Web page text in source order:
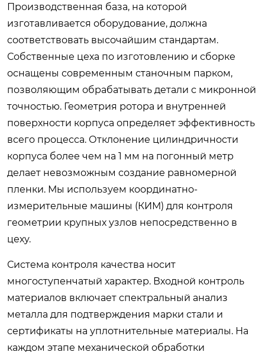
Производственная база, на которой
изготавливается оборудование, должна
соответствовать высочайшим стандартам.
Собственные цеха по изготовлению и сборке
оснащены современным станочным парком,
позволяющим обрабатывать детали с микронной
точностью. Геометрия ротора и внутренней
поверхности корпуса определяет эффективность
всего процесса. Отклонение цилиндричности
корпуса более чем на 1 мм на погонный метр
делает невозможным создание равномерной
пленки. Мы используем координатно-
измерительные машины (КИМ) для контроля
геометрии крупных узлов непосредственно в
цеху.
Система контроля качества носит
многоступенчатый характер. Входной контроль
материалов включает спектральный анализ
металла для подтверждения марки стали и
сертификаты на уплотнительные материалы. На
каждом этапе механической обработки